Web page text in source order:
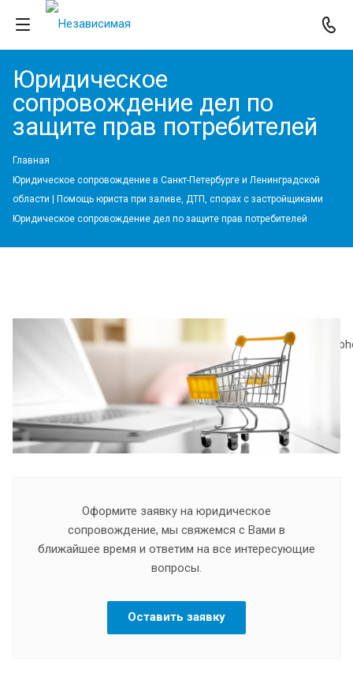
Юридическое
сопровождение дел по
защите прав потребителей
Главная
Юридическое сопровождение в Санкт-Петербурге и Ленинградской
области | Помощь юриста при заливе, ДТП, спорах с застройщиками
Юридическое сопровождение дел по защите прав потребителей
https://ocenka-
m.com/upload/medialibrary/68b/
Оформите заявку на юридическое
сопровождение, мы свяжемся с Вами в
ближайшее время и ответим на все интересующие
вопросы.
Оставить заявку